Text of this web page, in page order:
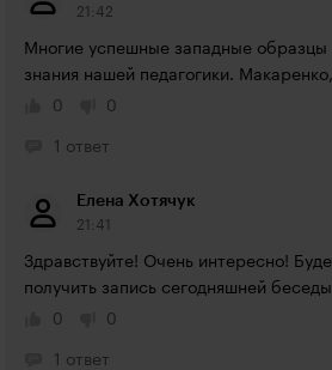
21:42
Многие успешные западные образцы
знания нашей педагогики.
0
0
1 ответ
Елена Хотячук
21:41
Здравствуйте! Очень интересно!
получить запись сегодняшней
0
0
1 ответ